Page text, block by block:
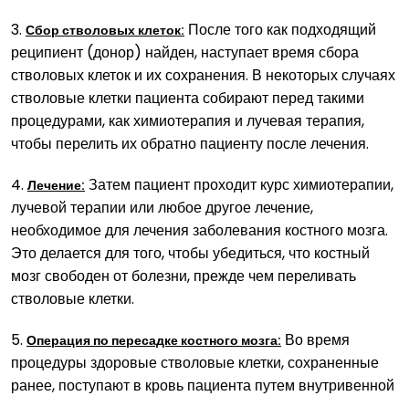
3. Сбор стволовых клеток: После того как подходящий
реципиент (донор) найден, наступает время сбора
стволовых клеток и их сохранения. В некоторых случаях
стволовые клетки пациента собирают перед такими
процедурами, как химиотерапия и лучевая терапия,
чтобы перелить их обратно пациенту после лечения.
4. Лечение: Затем пациент проходит курс химиотерапии,
лучевой терапии или любое другое лечение,
необходимое для лечения заболевания костного мозга.
Это делается для того, чтобы убедиться, что костный
мозг свободен от болезни, прежде чем переливать
стволовые клетки.
5. Операция по пересадке костного мозга: Во время
процедуры здоровые стволовые клетки, сохраненные
ранее, поступают в кровь пациента путем внутривенной